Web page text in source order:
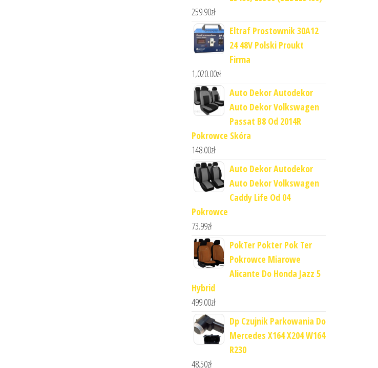
259.90zł
Eltraf Prostownik 30A12
24 48V Polski Proukt
Firma
1,020.00zł
Auto Dekor Autodekor
Auto Dekor Volkswagen
Passat B8 Od 2014R
Pokrowce Skóra
148.00zł
Auto Dekor Autodekor
Auto Dekor Volkswagen
Caddy Life Od 04
Pokrowce
73.99zł
PokTer Pokter Pok Ter
Pokrowce Miarowe
Alicante Do Honda Jazz 5
Hybrid
499.00zł
Dp Czujnik Parkowania Do
Mercedes X164 X204 W164
R230
48.50zł